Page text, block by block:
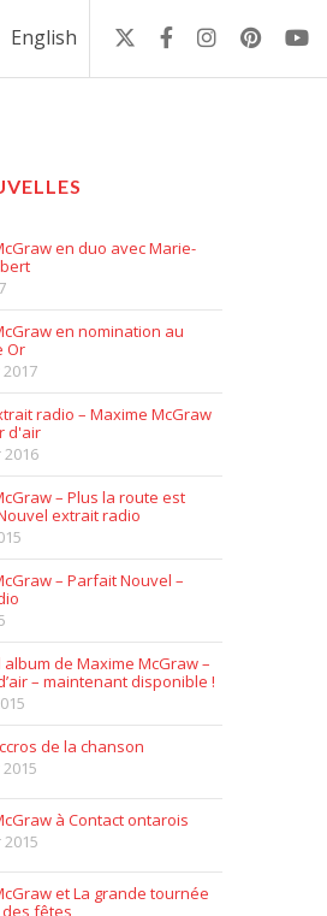
English
en duo avec Marie-
en nomination au
Or
radio – Maxime McGraw
d'air
2016
– Plus la route est
extrait radio
– Parfait Nouvel –
de Maxime McGraw –
– maintenant disponible !
de la chanson
à Contact ontarois
et La grande tournée
fêtes